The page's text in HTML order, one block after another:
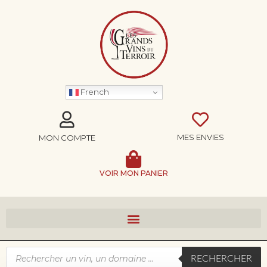
French
MON COMPTE MES ENVIES
VOIR MON PANIER
RECHERCHER